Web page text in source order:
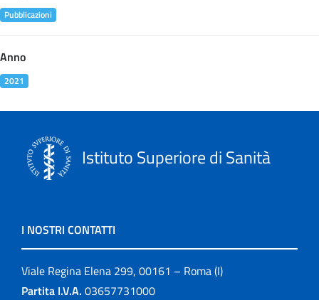
Pubblicazioni
Anno
2021
Istituto Superiore di Sanità
I NOSTRI CONTATTI
Viale Regina Elena 299, 00161 – Roma (I)
Partita I.V.A. 03657731000